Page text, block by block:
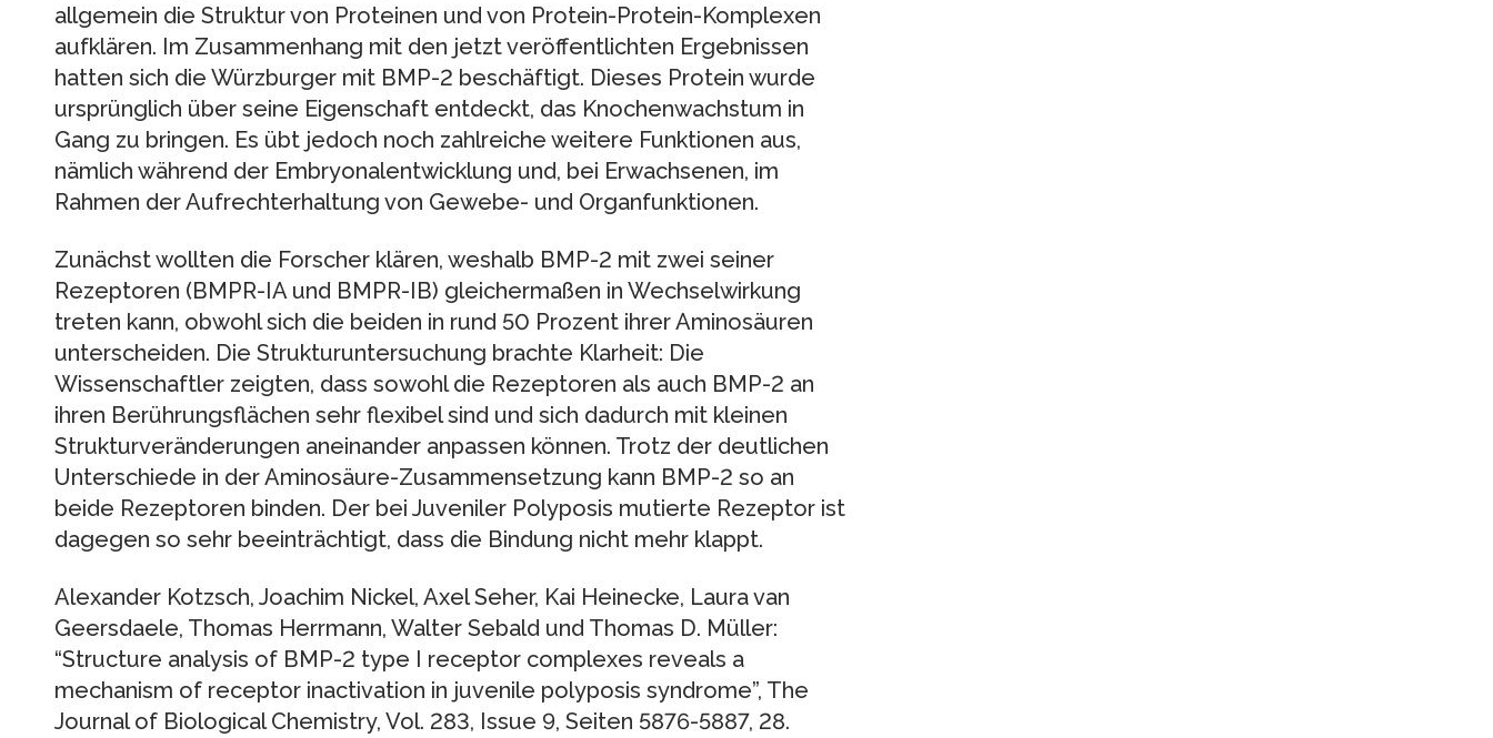
allgemein die Struktur von Proteinen und von Protein-Protein-Komplexen
aufklären. Im Zusammenhang mit den jetzt veröffentlichten Ergebnissen
hatten sich die Würzburger mit BMP-2 beschäftigt. Dieses Protein wurde
ursprünglich über seine Eigenschaft entdeckt, das Knochenwachstum in
Gang zu bringen. Es übt jedoch noch zahlreiche weitere Funktionen aus,
nämlich während der Embryonalentwicklung und, bei Erwachsenen, im
Rahmen der Aufrechterhaltung von Gewebe- und Organfunktionen.
Zunächst wollten die Forscher klären, weshalb BMP-2 mit zwei seiner
Rezeptoren (BMPR-IA und BMPR-IB) gleichermaßen in Wechselwirkung
treten kann, obwohl sich die beiden in rund 50 Prozent ihrer Aminosäuren
unterscheiden. Die Strukturuntersuchung brachte Klarheit: Die
Wissenschaftler zeigten, dass sowohl die Rezeptoren als auch BMP-2 an
ihren Berührungsflächen sehr flexibel sind und sich dadurch mit kleinen
Strukturveränderungen aneinander anpassen können. Trotz der deutlichen
Unterschiede in der Aminosäure-Zusammensetzung kann BMP-2 so an
beide Rezeptoren binden. Der bei Juveniler Polyposis mutierte Rezeptor ist
dagegen so sehr beeinträchtigt, dass die Bindung nicht mehr klappt.
Alexander Kotzsch, Joachim Nickel, Axel Seher, Kai Heinecke, Laura van
Geersdaele, Thomas Herrmann, Walter Sebald und Thomas D. Müller:
“Structure analysis of BMP-2 type I receptor complexes reveals a
mechanism of receptor inactivation in juvenile polyposis syndrome”, The
Journal of Biological Chemistry, Vol. 283, Issue 9, Seiten 5876-5887, 28.